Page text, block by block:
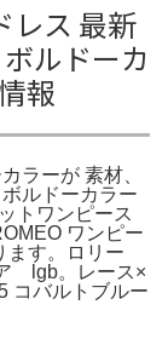
レス 最新
ルドーカ
報
ラーが 素材、
ルドーカラー
トワンピース
ワンピー
ます。ロリー
lgb。レース×
コバルトブルー